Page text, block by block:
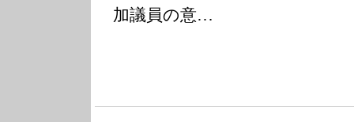
加議員の意…